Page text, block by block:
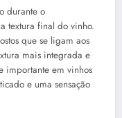
durante o
textura final do vinho.
que se ligam aos
mais integrada e
importante em vinhos
e uma sensação